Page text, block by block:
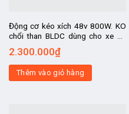
Động cơ kéo xích 48v 800W. KO
chổi than BLDC dùng cho xe ba
bánh, chở hàng, mô tô điện, xe
điện 2 bánh tốc độ cao
2.300.000₫
Thêm vào giỏ hàng